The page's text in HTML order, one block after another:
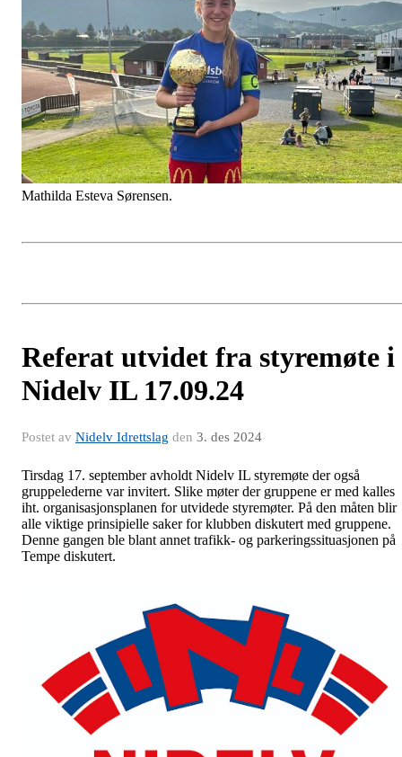
Mathilda Esteva Sørensen.
Referat utvidet fra styremøte i
Nidelv IL 17.09.24
Postet av Nidelv Idrettslag den 3. des 2024
Tirsdag 17. september avholdt Nidelv IL styremøte der også
gruppelederne var invitert. Slike møter der gruppene er med kalles
iht. organisasjonsplanen for utvidede styremøter. På den måten blir
alle viktige prinsipielle saker for klubben diskutert med gruppene.
Denne gangen ble blant annet trafikk- og parkeringssituasjonen på
Tempe diskutert.